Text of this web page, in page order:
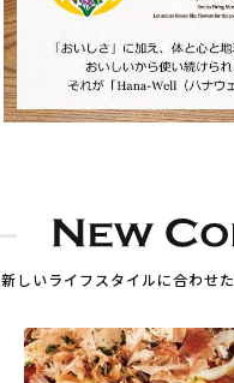
新しいライフスタイルに合わせた